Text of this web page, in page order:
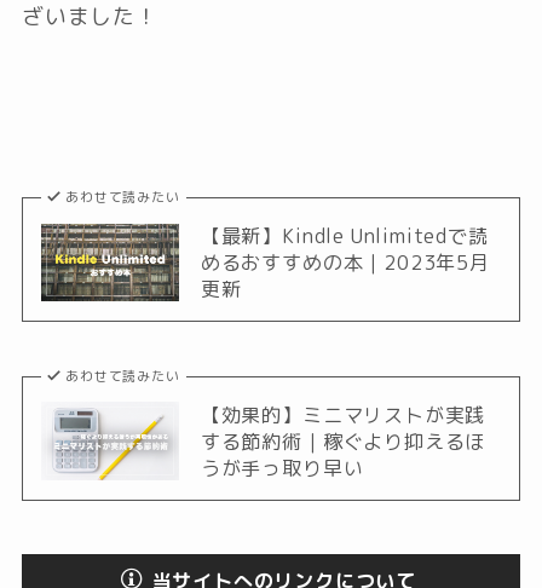
ざいました！
あわせて読みたい
【最新】Kindle Unlimitedで読
めるおすすめの本｜2023年5月
更新
あわせて読みたい
【効果的】ミニマリストが実践
する節約術｜稼ぐより抑えるほ
うが手っ取り早い
当サイトへのリンクについて